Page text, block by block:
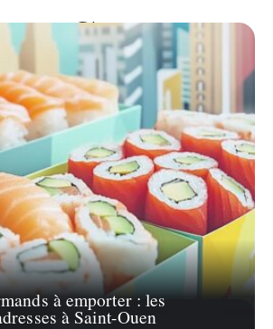
SUR…
à emporter : les
à Saint-Ouen